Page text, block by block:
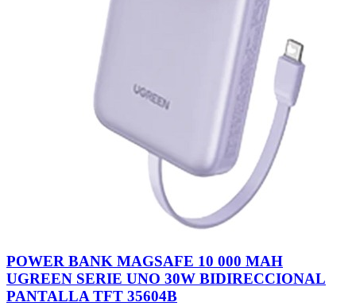
POWER BANK MAGSAFE 10 000 MAH
UGREEN SERIE UNO 30W BIDIRECCIONAL
PANTALLA TFT 35604B